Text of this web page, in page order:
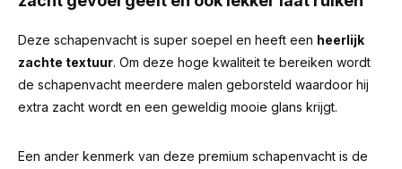
Deze schapenvacht is super soepel en heeft een heerlijk
zachte textuur. Om deze hoge kwaliteit te bereiken wordt
de schapenvacht meerdere malen geborsteld waardoor hij
extra zacht wordt en een geweldig mooie glans krijgt.
Een ander kenmerk van deze premium schapenvacht is de